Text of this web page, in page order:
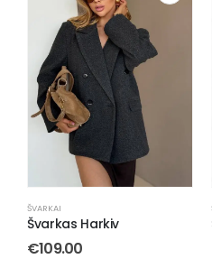
ŠVARKAI
Švarkas su vilna Office
€99.00